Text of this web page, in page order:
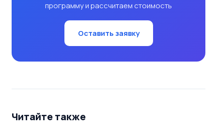
программу и рассчитаем стоимость
Оставить заявку
Читайте также